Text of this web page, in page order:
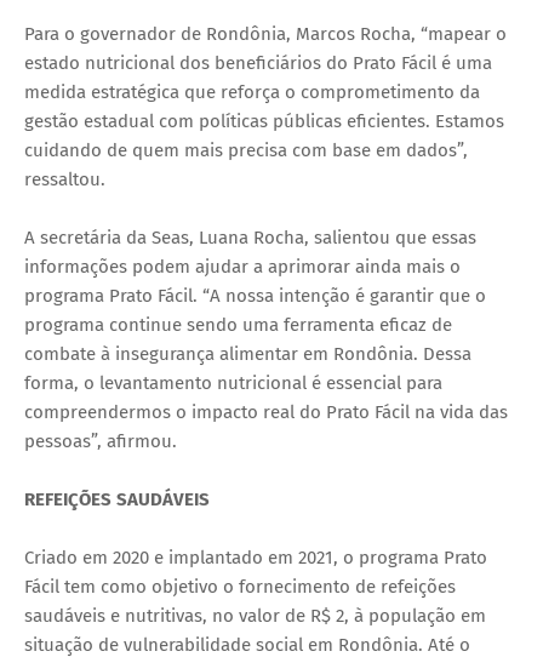
Para o governador de Rondônia, Marcos Rocha, “mapear o
estado nutricional dos beneficiários do Prato Fácil é uma
medida estratégica que reforça o comprometimento da
gestão estadual com políticas públicas eficientes. Estamos
cuidando de quem mais precisa com base em dados”,
ressaltou.
A secretária da Seas, Luana Rocha, salientou que essas
informações podem ajudar a aprimorar ainda mais o
programa Prato Fácil. “A nossa intenção é garantir que o
programa continue sendo uma ferramenta eficaz de
combate à insegurança alimentar em Rondônia. Dessa
forma, o levantamento nutricional é essencial para
compreendermos o impacto real do Prato Fácil na vida das
pessoas”, afirmou.
REFEIÇÕES SAUDÁVEIS
Criado em 2020 e implantado em 2021, o programa Prato
Fácil tem como objetivo o fornecimento de refeições
saudáveis e nutritivas, no valor de R$ 2, à população em
situação de vulnerabilidade social em Rondônia. Até o